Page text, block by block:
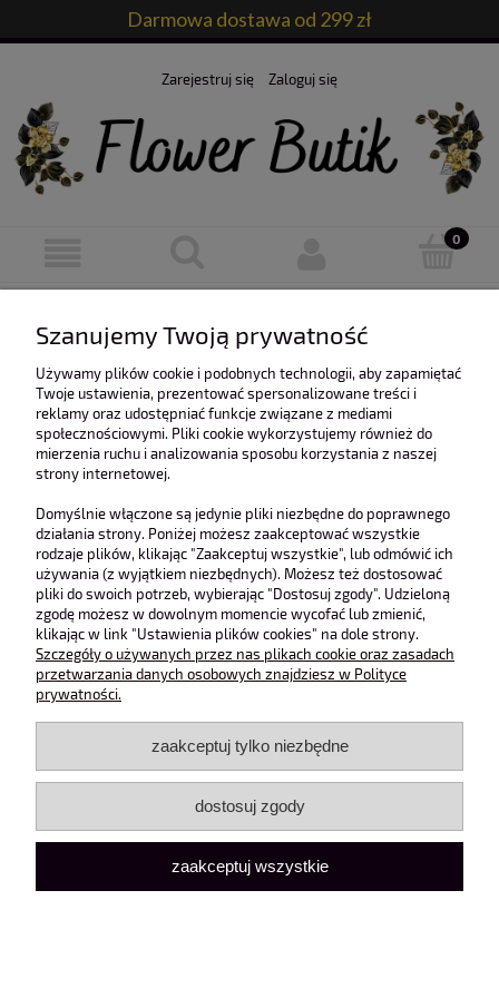
Darmowa dostawa od 299 zł
Zarejestruj się Zaloguj się
Ten produkt jest niedostępny.
O nas
Obsługa klienta
Pomoc
Moje konto
pokaż pełną wersję strony
Szanujemy Twoją prywatność
Używamy plików cookie i podobnych technologii, aby zapamiętać
Twoje ustawienia, prezentować spersonalizowane treści i
reklamy oraz udostępniać funkcje związane z mediami
społecznościowymi. Pliki cookie wykorzystujemy również do
mierzenia ruchu i analizowania sposobu korzystania z naszej
strony internetowej.
Domyślnie włączone są jedynie pliki niezbędne do poprawnego
działania strony. Poniżej możesz zaakceptować wszystkie
rodzaje plików, klikając "Zaakceptuj wszystkie", lub odmówić ich
używania (z wyjątkiem niezbędnych). Możesz też dostosować
pliki do swoich potrzeb, wybierając "Dostosuj zgody". Udzieloną
zgodę możesz w dowolnym momencie wycofać lub zmienić,
klikając w link "Ustawienia plików cookies" na dole strony.
Szczegóły o używanych przez nas plikach cookie oraz zasadach
przetwarzania danych osobowych znajdziesz w Polityce
prywatności.
zaakceptuj tylko niezbędne
dostosuj zgody
zaakceptuj wszystkie